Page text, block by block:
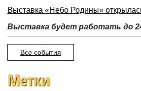
Выставка «Небо Родины»
Выставка будет работать до
Все события
Метки